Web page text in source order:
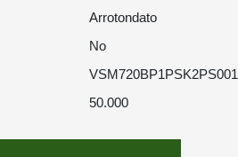
Arrotondato
No
VSM720BP1PSK2PS001
50.000